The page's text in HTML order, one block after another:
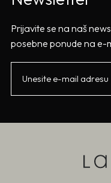
Prijavite se na naš
posebne ponude na e-